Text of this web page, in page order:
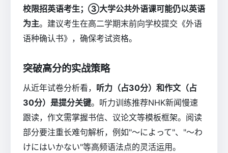
校限招英语考生；③大学公共外语课可能仍以英语
为主。建议考生在高二学期末前向学校提交《外语
语种确认书》，确保考试资格。
突破高分的实战策略
从近年试卷分析看， 听力（占30分）和作文（占
30分）是提分关键。听力训练推荐NHK新闻慢速
跟读，作文需掌握书信、议论文等模板框架。阅读
部分要注重长难句解析，例如"〜によって"、"〜わ
けにはいかない"等高频语法点的灵活运用。